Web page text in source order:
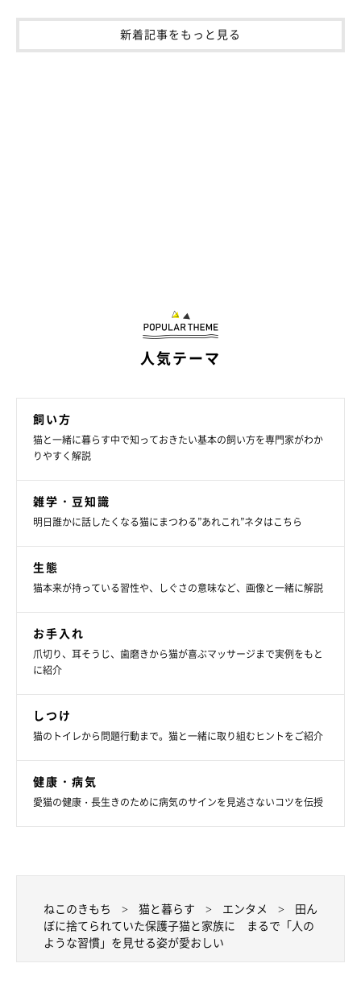
に決めました。そのコがうにです」
職場の方の話によれば、うにくんたちは保護当時、目が開けられ
し、ごはんなどのお世話をしてくれていたといいます。
その後しばらくして、飼い主さんのもとにうにくんを迎えること
が決まり、推定生後1カ月半のうにくんと家族になったのでし
た。
新着記事をもっと見る
人気テーマ
飼い方
猫と一緒に暮らす中で知っておきたい基本の飼い方を専門家がわか
りやすく解説
雑学・豆知識
明日誰かに話したくなる猫にまつわる”あれこれ”ネタはこちら
生態
猫本来が持っている習性や、しぐさの意味など、画像と一緒に解説
お手入れ
爪切り、耳そうじ、歯磨きから猫が喜ぶマッサージまで実例をもと
に紹介
しつけ
猫のトイレから問題行動まで。猫と一緒に取り組むヒントをご紹介
健康・病気
愛猫の健康・長生きのために病気のサインを見逃さないコツを伝授
ねこのきもち 猫と暮らす エンタメ
田ん
ぼに捨てられていた保護子猫と家族に まるで「人の
ような習慣」を見せる姿が愛おしい